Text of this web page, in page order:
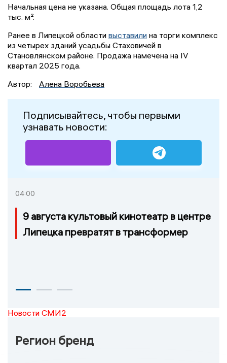
Начальная цена не указана. Общая площадь лота 1,2
тыс. м².
Ранее в Липецкой области выставили на торги комплекс
из четырех зданий усадьбы Стаховичей в
Становлянском районе. Продажа намечена на IV
квартал 2025 года.
Автор:
Алена Воробьева
Подписывайтесь, чтобы первыми
узнавать новости:
04:00
9 августа культовый кинотеатр в центре
Липецка превратят в трансформер
Новости СМИ2
Регион бренд